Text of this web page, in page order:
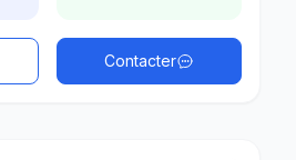
Contacter